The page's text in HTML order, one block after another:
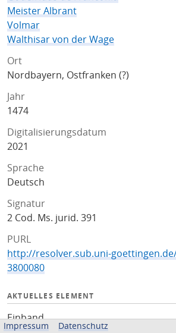
Meister Albrant
Volmar
Walthisar von der Wage
Ort
Nordbayern, Ostfranken (?)
Jahr
1474
Digitalisierungsdatum
2021
Sprache
Deutsch
Signatur
2 Cod. Ms. jurid. 391
PURL
http://resolver.sub.uni-
3800080
AKTUELLES ELEMENT
Einband
Impressum Datenschutz